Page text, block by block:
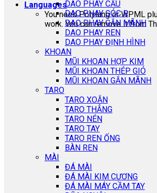
Languages
You need Polylang or WPML
work. You can remove it from
DAO PHAY CẦU
DAO PHAY GÓC R
DAO PHAY GẮN MÃNH
DAO PHAY REN
DAO PHAY ĐỊNH HÌNH
KHOAN
MŨI KHOAN HỢP KIM
MŨI KHOAN THÉP GIÓ
MŨI KHOAN GẮN MÃNH
TARO
TARO XOẮN
TARO THẲNG
TARO NÉN
TARO TAY
TARO REN ỐNG
BÀN REN
MÀI
ĐÁ MÀI
ĐÁ MÀI KIM CƯƠNG
ĐÁ MÀI MÁY CẦM TAY